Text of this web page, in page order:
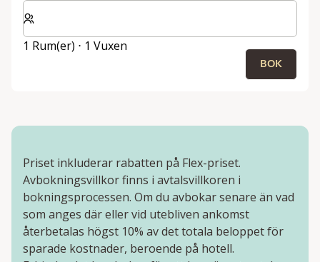
Välj antal rum och gäster för din vistelse
1 Rum(er) ⋅ 1 Vuxen
BOK
Priset inkluderar rabatten på Flex-priset.
Avbokningsvillkor finns i avtalsvillkoren i
bokningsprocessen. Om du avbokar senare än vad
som anges där eller vid utebliven ankomst
återbetalas högst 10% av det totala beloppet för
sparade kostnader, beroende på hotell.